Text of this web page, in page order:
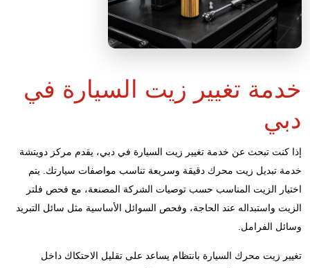
خدمة تغيير زيت السيارة في
دبي
إذا كنت تبحث عن خدمة تغيير زيت السيارة في دبي، يقدم مركز دويتشة
خدمة تبديل زيت محرك دقيقة وسريعة تناسب مواصفات سيارتك. يتم
اختيار الزيت المناسب حسب توصيات الشركة المصنعة، مع فحص فلتر
الزيت واستبداله عند الحاجة، وفحص السوائل الأساسية مثل سائل التبريد
وسائل الفرامل.
تغيير زيت محرك السيارة بانتظام يساعد على تقليل الاحتكاك داخل